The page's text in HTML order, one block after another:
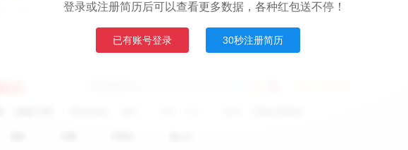
登录或注册简历后可以查看更多数据，各种红包送不停！
已有账号登录 30秒注册简历